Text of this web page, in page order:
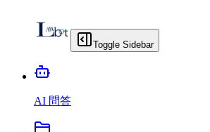
Toggle Sidebar
AI 問答